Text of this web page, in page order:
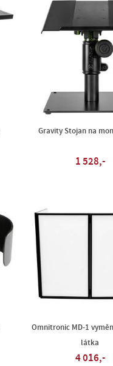
Gravity Stojan na
1 528,-
Omnitronic MD-1
látka
4 016,-